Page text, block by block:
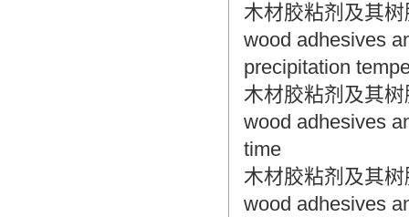
木材胶粘剂及其
wood adhesives
precipitation
木材胶粘剂及其
wood adhesives
time
木材胶粘剂及其
wood adhesives